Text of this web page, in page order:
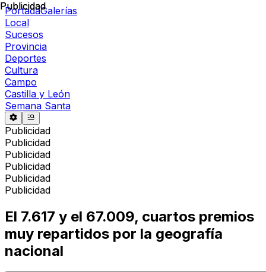
PortadaGalerías
Local
Sucesos
Provincia
Deportes
Cultura
Campo
Castilla y León
Semana Santa
Publicidad
Publicidad
Publicidad
Publicidad
Publicidad
Publicidad
Publicidad
El 7.617 y el 67.009, cuartos premios
muy repartidos por la geografía
nacional
Publicidad